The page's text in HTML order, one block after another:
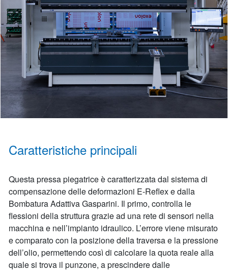
Caratteristiche principali
Questa pressa piegatrice è caratterizzata dal sistema di
compensazione delle deformazioni E-Reflex e dalla
Bombatura Adattiva Gasparini. Il primo, controlla le
flessioni della struttura grazie ad una rete di sensori nella
macchina e nell’impianto idraulico. L’errore viene misurato
e comparato con la posizione della traversa e la pressione
dell’olio, permettendo così di calcolare la quota reale alla
quale si trova il punzone, a prescindere dalle